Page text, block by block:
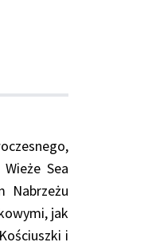
Sea
Nabrzeżu
jak
i